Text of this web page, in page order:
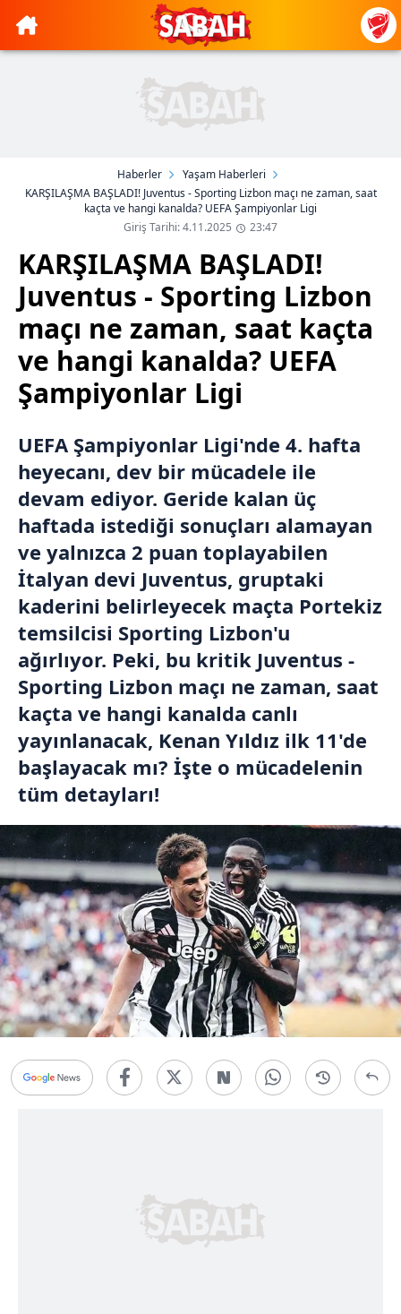
Haberler
Yaşam Haberleri
KARŞILAŞMA BAŞLADI! Juventus - Sporting Lizbon maçı ne zaman, saat
kaçta ve hangi kanalda? UEFA Şampiyonlar Ligi
Giriş Tarihi: 4.11.2025
23:47
KARŞILAŞMA BAŞLADI!
Juventus - Sporting Lizbon
maçı ne zaman, saat kaçta
ve hangi kanalda? UEFA
Şampiyonlar Ligi
UEFA Şampiyonlar Ligi'nde 4. hafta
heyecanı, dev bir mücadele ile
devam ediyor. Geride kalan üç
haftada istediği sonuçları alamayan
ve yalnızca 2 puan toplayabilen
İtalyan devi Juventus, gruptaki
kaderini belirleyecek maçta Portekiz
temsilcisi Sporting Lizbon'u
ağırlıyor. Peki, bu kritik Juventus -
Sporting Lizbon maçı ne zaman, saat
kaçta ve hangi kanalda canlı
yayınlanacak, Kenan Yıldız ilk 11'de
başlayacak mı? İşte o mücadelenin
tüm detayları!